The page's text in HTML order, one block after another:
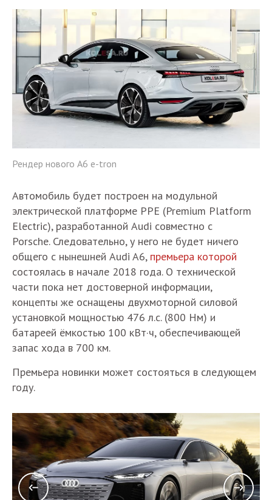
Рендер нового A6 e-tron
Автомобиль будет построен на модульной
электрической платформе PPE (Premium Platform
Electric), разработанной Audi совместно с
Porsche. Следовательно, у него не будет ничего
общего с нынешней Audi A6, премьера которой
состоялась в начале 2018 года. О технической
части пока нет достоверной информации,
концепты же оснащены двухмоторной силовой
установкой мощностью 476 л.с. (800 Нм) и
батареей ёмкостью 100 кВт·ч, обеспечивающей
запас хода в 700 км.
Премьера новинки может состояться в следующем
году.